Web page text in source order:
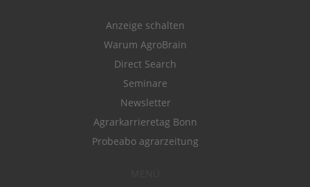
Anzeige schalten
Warum AgroBrain
Direct Search
Seminare
Newsletter
Agrarkarrieretag Bonn
Probeabo agrarzeitung